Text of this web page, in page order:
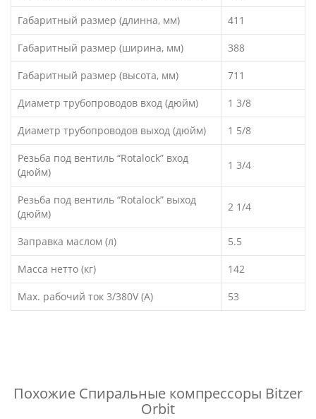
Габаритный размер (длинна, мм) 411
Габаритный размер (ширина, мм) 388
Габаритный размер (высота, мм) 711
Диаметр трубопроводов вход (дюйм) 1 3/8
Диаметр трубопроводов выход (дюйм) 1 5/8
Резьба под вентиль “Rotalock” вход
(дюйм)
1 3/4
Резьба под вентиль “Rotalock” выход
(дюйм)
2 1/4
Заправка маслом (л) 5.5
Масса нетто (кг) 142
Max. рабочий ток 3/380V (A) 53
Похожие Спиральные компрессоры Bitzer
Orbit